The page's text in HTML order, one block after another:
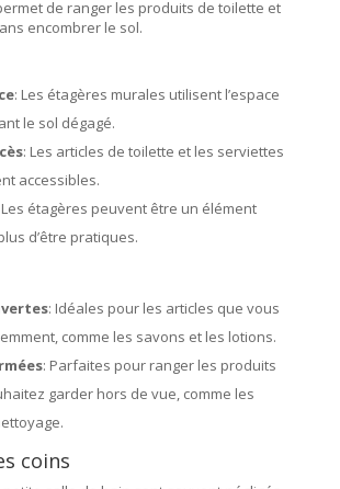
de ranger les produits de toilette et
encombrer le sol.
: Les étagères murales utilisent l’espace
le sol dégagé.
: Les articles de toilette et les serviettes
accessibles.
étagères peuvent être un élément
d’être pratiques.
: Idéales pour les articles que vous
comme les savons et les lotions.
: Parfaites pour ranger les produits
garder hors de vue, comme les
coins